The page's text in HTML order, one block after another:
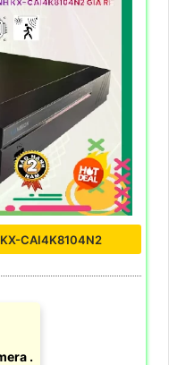
CAI4K8104N2
.